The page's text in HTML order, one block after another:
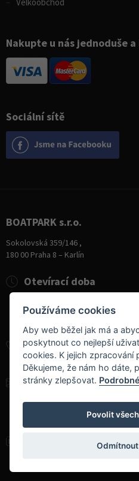
Sociální sítě
Nakupte u nás jednoduše a
BOATPARK s.r.o.
Sokolovská 359/146 ,
180 00 Praha 8 – Karlín
+420 284 826 787
+420 604 728 042
info@boatpark.cz
Otevírací doba
Úterý - Pátek
10:00 - 19:00
Sobota
9:00 - 14:00
Používáme cookies
Aby web běžel jak má a
poskytnout co nejlepší
cookies. K jejich zpracování
Děkujeme, že nám ho dáte,
stránky zlepšovat.
Povolit